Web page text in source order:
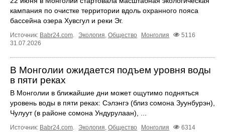
кампания по очистке территории вдоль охранного пояса
бассейна озера Хувсгул и реки Эг.
Источник: Babr24.com Экология Общество Монголия
5116
31.07.2026
В Монголии ожидается подъем уровня воды
в пяти реках
В Монголии в ближайшие дни может ощутимо подняться
уровень воды в пяти реках: Сэлэнгэ (близ сомона Зуунбурэн),
Чулуут (в районе сомона Ундурулаан), ...
Источник: Babr24.com Экология Общество Монголия
6314